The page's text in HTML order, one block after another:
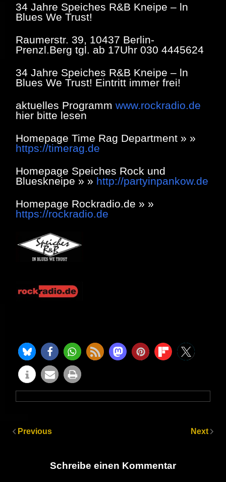
34 Jahre Speiches R&B Kneipe – ln
Blues We Trust!
Raumerstr. 39, 10437 Berlin-
Prenzl.Berg tgl. ab 17Uhr 030 4445624
34 Jahre Speiches R&B Kneipe – ln
Blues We Trust! Eintritt immer frei!
aktuelles Programm www.rockradio.de
hier bitte lesen
Homepage Time Rag Department » »
https://timerag.de
Homepage Speiches Rock und
Blueskneipe » » http://partyinpankow.de
Homepage Rockradio.de » »
https://rockradio.de
Previous Next
Schreibe einen Kommentar